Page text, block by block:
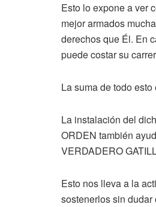
Esto lo expone a ver
mejor armados
derechos que Él. En
puede costar su
La suma de todo
La instalación del
ORDEN también
VERDADERO
Esto nos lleva a la
sostenerlos sin